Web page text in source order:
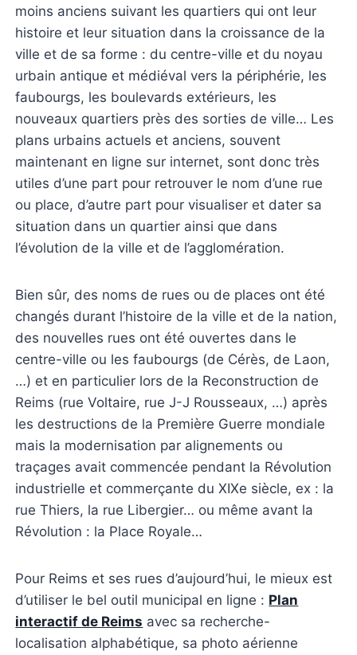
moins anciens suivant les quartiers qui ont leur
histoire et leur situation dans la croissance de la
ville et de sa forme : du centre-ville et du noyau
urbain antique et médiéval vers la périphérie, les
faubourgs, les boulevards extérieurs, les
nouveaux quartiers près des sorties de ville… Les
plans urbains actuels et anciens, souvent
maintenant en ligne sur internet, sont donc très
utiles d’une part pour retrouver le nom d’une rue
ou place, d’autre part pour visualiser et dater sa
situation dans un quartier ainsi que dans
l’évolution de la ville et de l’agglomération.
Bien sûr, des noms de rues ou de places ont été
changés durant l’histoire de la ville et de la nation,
des nouvelles rues ont été ouvertes dans le
centre-ville ou les faubourgs (de Cérès, de Laon,
…) et en particulier lors de la Reconstruction de
Reims (rue Voltaire, rue J-J Rousseaux, …) après
les destructions de la Première Guerre mondiale
mais la modernisation par alignements ou
traçages avait commencée pendant la Révolution
industrielle et commerçante du XIXe siècle, ex : la
rue Thiers, la rue Libergier… ou même avant la
Révolution : la Place Royale…
Pour Reims et ses rues d’aujourd’hui, le mieux est
d’utiliser le bel outil municipal en ligne : Plan
interactif de Reims avec sa recherche-
localisation alphabétique, sa photo aérienne